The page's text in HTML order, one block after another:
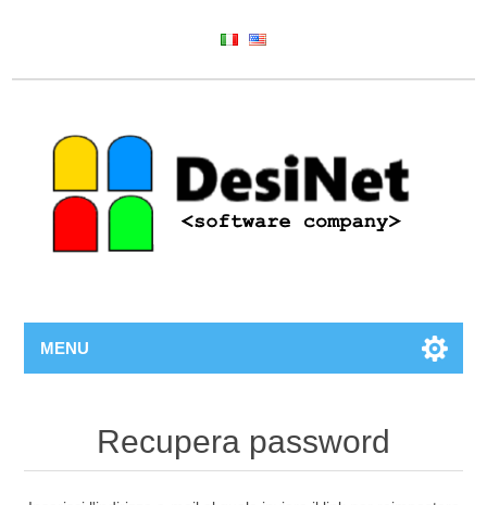
MENU
Recupera password